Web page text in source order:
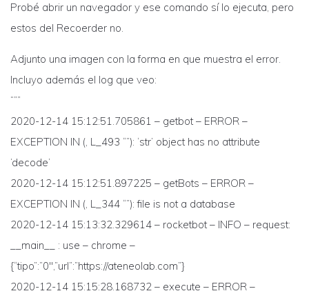
Probé abrir un navegador y ese comando sí lo ejecuta, pero
estos del Recoerder no.
Adjunto una imagen con la forma en que muestra el error.
Incluyo además el log que veo:
“””
2020-12-14 15:12:51.705861 – getbot – ERROR –
EXCEPTION IN (, L_493 “”): ‘str’ object has no attribute
‘decode’
2020-12-14 15:12:51.897225 – getBots – ERROR –
EXCEPTION IN (, L_344 “”): file is not a database
2020-12-14 15:13:32.329614 – rocketbot – INFO – request:
__main__ : use – chrome –
{“tipo”:”0″,”url”:”https://ateneolab.com”}
2020-12-14 15:15:28.168732 – execute – ERROR –